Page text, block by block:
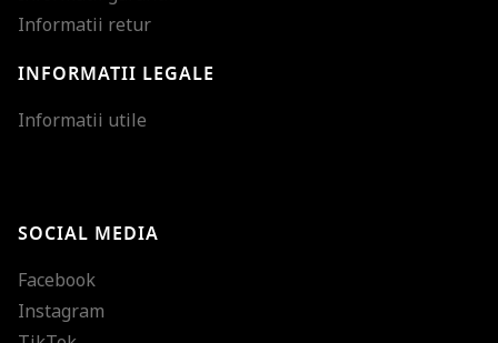
Informatii retur
INFORMATII LEGALE
Informatii utile
SOCIAL MEDIA
Facebook
Instagram